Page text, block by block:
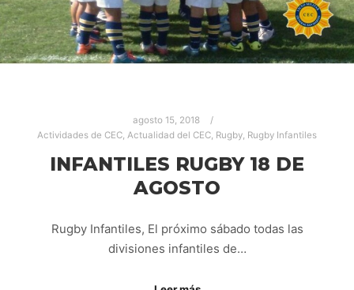
agosto 15, 2018
Actividades de CEC, Actualidad del CEC, Rugby, Rugby Infantiles
INFANTILES RUGBY 18 DE
AGOSTO
Rugby Infantiles, El próximo sábado todas las
divisiones infantiles de…